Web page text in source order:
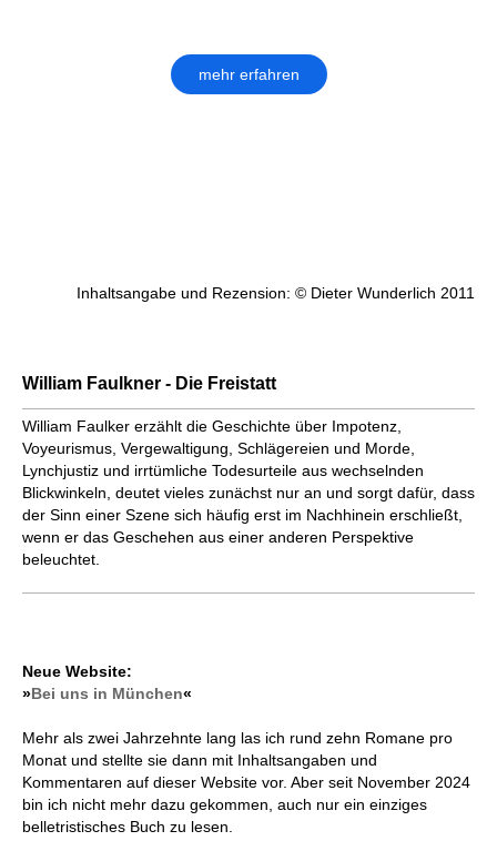
mehr erfahren
Inhaltsangabe und Rezension: © Dieter Wunderlich 2011
William Faulkner - Die Freistatt
William Faulker erzählt die Geschichte über Impotenz,
Voyeurismus, Vergewaltigung, Schlägereien und Morde,
Lynchjustiz und irrtümliche Todesurteile aus wechselnden
Blickwinkeln, deutet vieles zunächst nur an und sorgt dafür, dass
der Sinn einer Szene sich häufig erst im Nachhinein erschließt,
wenn er das Geschehen aus einer anderen Perspektive
beleuchtet.
Neue Website:
»Bei uns in München«
Mehr als zwei Jahrzehnte lang las ich rund zehn Romane pro
Monat und stellte sie dann mit Inhaltsangaben und
Kommentaren auf dieser Website vor. Aber seit November 2024
bin ich nicht mehr dazu gekommen, auch nur ein einziges
belletristisches Buch zu lesen.